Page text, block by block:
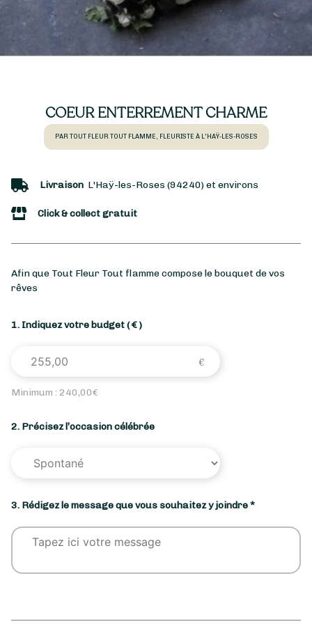
COEUR ENTERREMENT CHARME
PAR TOUT FLEUR TOUT FLAMME, FLEURISTE À L'HAŸ-LES-ROSES
Livraison L'Haÿ-les-Roses (94240) et environs
Click & collect gratuit
Afin que Tout Fleur Tout flamme compose le bouquet de vos
rêves
1. Indiquez votre budget( € )
Minimum : 240,00€
2. Précisez l’occasion célébrée
3. Rédigez le message que vous souhaitez y joindre *